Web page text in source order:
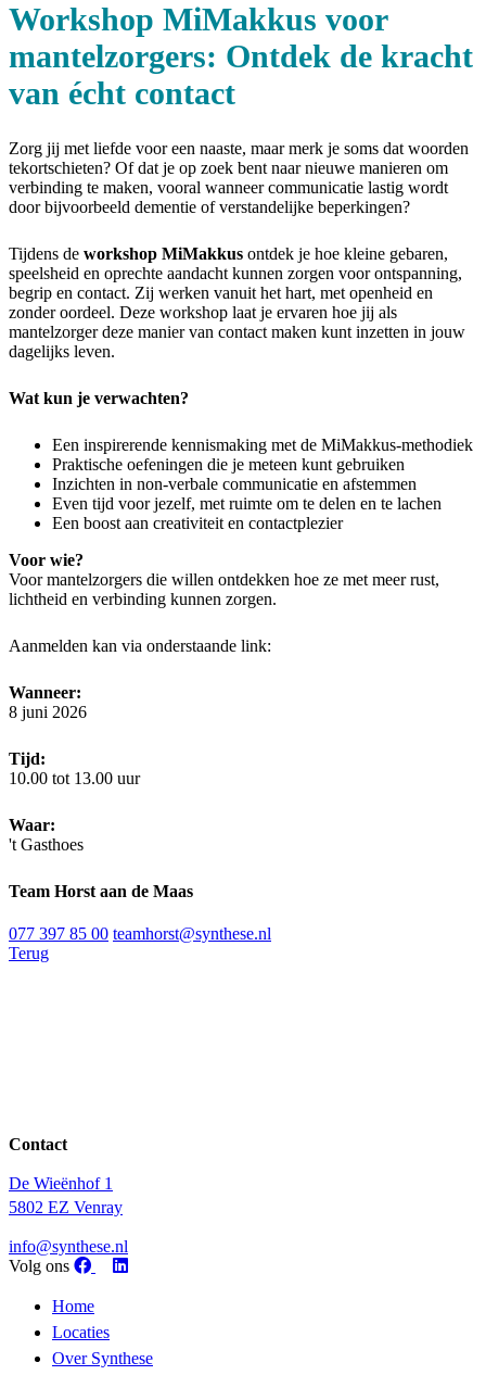
Workshop MiMakkus voor
mantelzorgers: Ontdek de kracht
van écht contact
Zorg jij met liefde voor een naaste, maar merk je soms dat woorden
tekortschieten? Of dat je op zoek bent naar nieuwe manieren om
verbinding te maken, vooral wanneer communicatie lastig wordt
door bijvoorbeeld dementie of verstandelijke beperkingen?
Tijdens de workshop MiMakkus ontdek je hoe kleine gebaren,
speelsheid en oprechte aandacht kunnen zorgen voor ontspanning,
begrip en contact. Zij werken vanuit het hart, met openheid en
zonder oordeel. Deze workshop laat je ervaren hoe jij als
mantelzorger deze manier van contact maken kunt inzetten in jouw
dagelijks leven.
Wat kun je verwachten?
Een inspirerende kennismaking met de MiMakkus‑methodiek
Praktische oefeningen die je meteen kunt gebruiken
Inzichten in non‑verbale communicatie en afstemmen
Even tijd voor jezelf, met ruimte om te delen en te lachen
Een boost aan creativiteit en contactplezier
Voor wie?
Voor mantelzorgers die willen ontdekken hoe ze met meer rust,
lichtheid en verbinding kunnen zorgen.
Aanmelden kan via onderstaande link:
Wanneer:
8 juni 2026
Tijd:
10.00 tot 13.00 uur
Waar:
't Gasthoes
Team Horst aan de Maas
077 397 85 00 teamhorst@synthese.nl
Terug
Contact
De Wieënhof 1
5802 EZ Venray
info@synthese.nl
Volg ons
Home
Locaties
Over Synthese